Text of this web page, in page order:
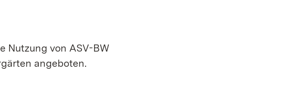
Nutzung von ASV-BW
angeboten.